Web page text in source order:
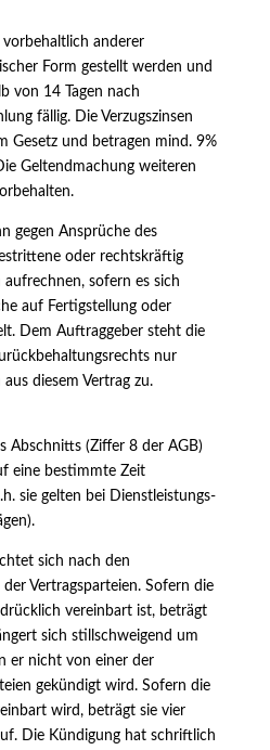
anderer
Form gestellt werden und
von 14 Tagen nach
fällig. Die Verzugszinsen
Gesetz und betragen mind. 9%
Geltendmachung weiteren
gegen Ansprüche des
oder rechtskräftig
sofern es sich
auf Fertigstellung oder
Dem Auftraggeber steht die
nur
diesem Vertrag zu.
Abschnitts (Ziffer 8 der AGB)
eine bestimmte Zeit
sie gelten bei Dienstleistungs-
sich nach den
Vertragsparteien. Sofern die
vereinbart ist, beträgt
sich stillschweigend um
er nicht von einer der
gekündigt wird. Sofern die
wird, beträgt sie vier
Die Kündigung hat schriftlich